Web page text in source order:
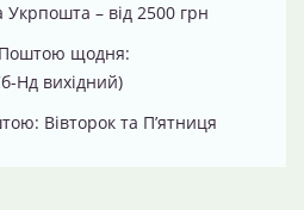
Укрпошта – від 2500 грн
щодня:
Нд вихідний)
Вівторок та П’ятниця